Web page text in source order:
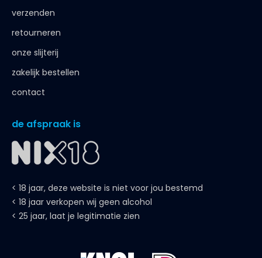
verzenden
retourneren
onze slijterij
zakelijk bestellen
contact
de afspraak is
< 18 jaar, deze website is niet voor jou bestemd
< 18 jaar verkopen wij geen alcohol
< 25 jaar, laat je legitimatie zien